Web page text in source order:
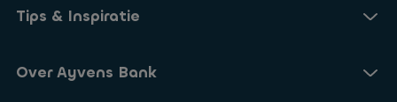
Onze Online Spaarrekening
Onze Sparen App
Tips & Inspiratie
Blogs
Over Ayvens Bank